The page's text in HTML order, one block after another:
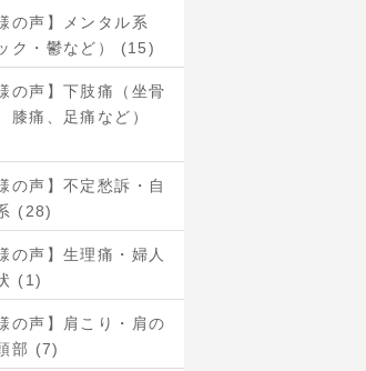
の声】メンタル系
ク・鬱など） (15)
の声】下肢痛（坐骨
膝痛、足痛など）
の声】不定愁訴・自
(28)
の声】生理痛・婦人
(1)
の声】肩こり・肩の
部 (7)